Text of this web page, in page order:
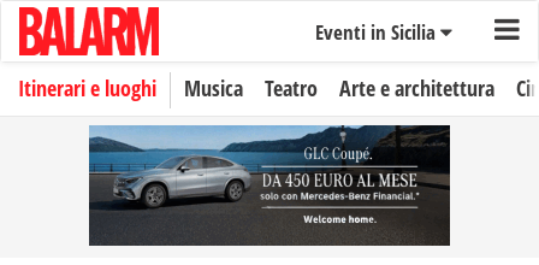
Eventi in Sicilia
Itinerari e luoghi Musica Teatro Arte e architettura